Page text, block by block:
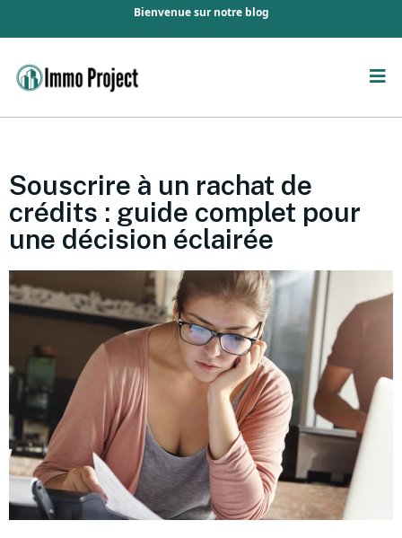
Bienvenue sur notre blog
Souscrire à un rachat de
crédits : guide complet pour
une décision éclairée